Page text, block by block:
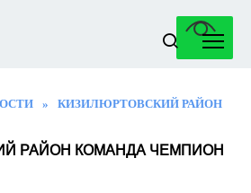
»
КИЗИЛЮРТОВСКИЙ РАЙОН
РАЙОН КОМАНДА ЧЕМПИОН